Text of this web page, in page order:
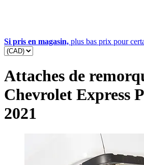
Si pris en magasin, plus bas prix pour
Attaches de
Chevrolet Express
2021